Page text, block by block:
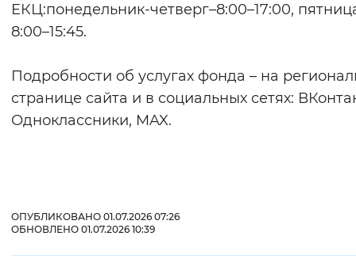
ЕКЦ:понедельник-четверг–8:00–17:00,
8:00–15:45.
Подробности об услугах фонда – на
странице сайта и в социальных сетях:
Одноклассники, MAX.
ОПУБЛИКОВАНО 01.07.2026 07:26
ОБНОВЛЕНО 01.07.2026 10:39